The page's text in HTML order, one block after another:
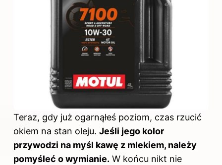
Teraz, gdy już ogarnąłeś poziom, czas rzucić
okiem na stan oleju. Jeśli jego kolor
przywodzi na myśl kawę z mlekiem, należy
pomyśleć o wymianie. W końcu nikt nie